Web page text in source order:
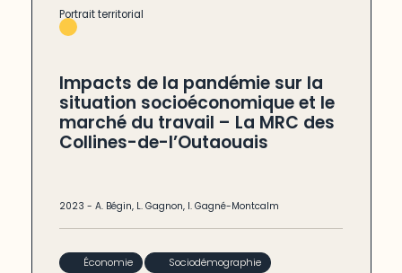
Portrait territorial
Impacts de la pandémie sur la
situation socioéconomique et le
marché du travail – La MRC des
Collines-de-l’Outaouais
2023-A. Bégin, L. Gagnon, I. Gagné-Montcalm
Économie Sociodémographie